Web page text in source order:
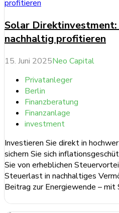
Solar Direktinvestment:
nachhaltig profitieren
15. Juni 2025Neo Capital
Privatanleger
Berlin
Finanzberatung
Finanzanlage
investment
Investieren Sie direkt in
sichern Sie sich
Sie von erheblichen
Steuerlast in nachhaltiges
Beitrag zur Energiewende –
weiterlesen ...